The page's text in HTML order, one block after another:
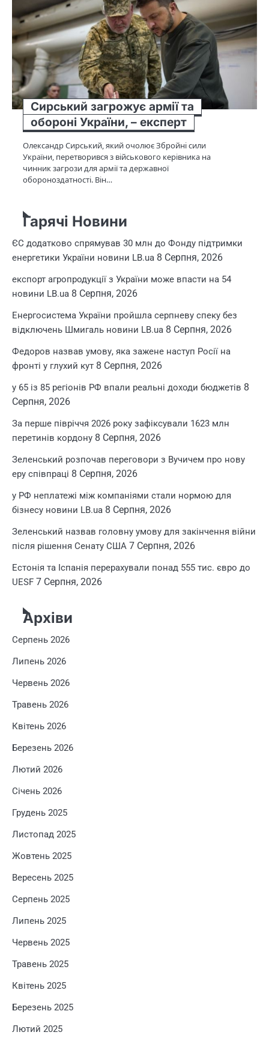
Сирський загрожує армії та
обороні України, – експерт
Олександр Сирський, який очолює Збройні сили
України, перетворився з військового керівника на
чинник загрози для армії та державної
обороноздатності. Він…
Гарячі Новини
ЄС додатково спрямував 30 млн до Фонду підтримки
енергетики України новини LB.ua 8 Серпня, 2026
експорт агропродукції з України може впасти на 54
новини LB.ua 8 Серпня, 2026
Енергосистема України пройшла серпневу спеку без
відключень Шмигаль новини LB.ua 8 Серпня, 2026
Федоров назвав умову, яка зажене наступ Росії на
фронті у глухий кут 8 Серпня, 2026
у 65 із 85 регіонів РФ впали реальні доходи бюджетів 8
Серпня, 2026
За перше півріччя 2026 року зафіксували 1623 млн
перетинів кордону 8 Серпня, 2026
Зеленський розпочав переговори з Вучичем про нову
еру співпраці 8 Серпня, 2026
у РФ неплатежі між компаніями стали нормою для
бізнесу новини LB.ua 8 Серпня, 2026
Зеленський назвав головну умову для закінчення війни
після рішення Сенату США 7 Серпня, 2026
Естонія та Іспанія перерахували понад 555 тис. євро до
UESF 7 Серпня, 2026
Архіви
Серпень 2026
Липень 2026
Червень 2026
Травень 2026
Квітень 2026
Березень 2026
Лютий 2026
Січень 2026
Грудень 2025
Листопад 2025
Жовтень 2025
Вересень 2025
Серпень 2025
Липень 2025
Червень 2025
Травень 2025
Квітень 2025
Березень 2025
Лютий 2025